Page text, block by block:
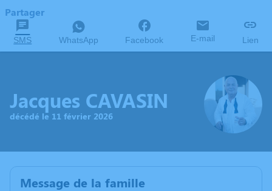
Partager
SMS WhatsApp Facebook E-mail Lien
Jacques CAVASIN
décédé le 11 février 2026
Message de la famille